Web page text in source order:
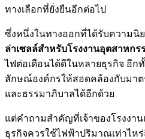
ทางเลือกที่ยั่งยืนอีกต่อไป
ซึ่งหนึ่งในทางออกที่ได้รับความนิ
ล่าเซลล์สำหรับโรงงานอุตสาหกร
ไฟต่อเดือนได้ดีในหลายธุรกิจ อีก
ลักษณ์องค์กรให้สอดคล้องกับมา
และธรรมาภิบาลได้อีกด้วย
แต่คำถามสำคัญที่เจ้าของโรงงา
ธุรกิจควรใช้ไฟฟ้าปริมาณเท่าไห